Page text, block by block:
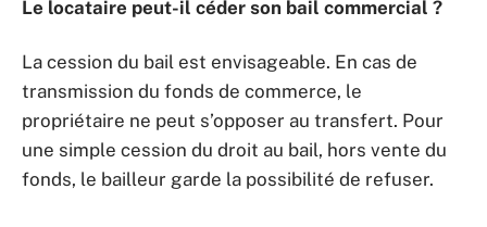
Le locataire peut-il céder son bail commercial ?
La cession du bail est envisageable. En cas de
transmission du fonds de commerce, le
propriétaire ne peut s’opposer au transfert. Pour
une simple cession du droit au bail, hors vente du
fonds, le bailleur garde la possibilité de refuser.